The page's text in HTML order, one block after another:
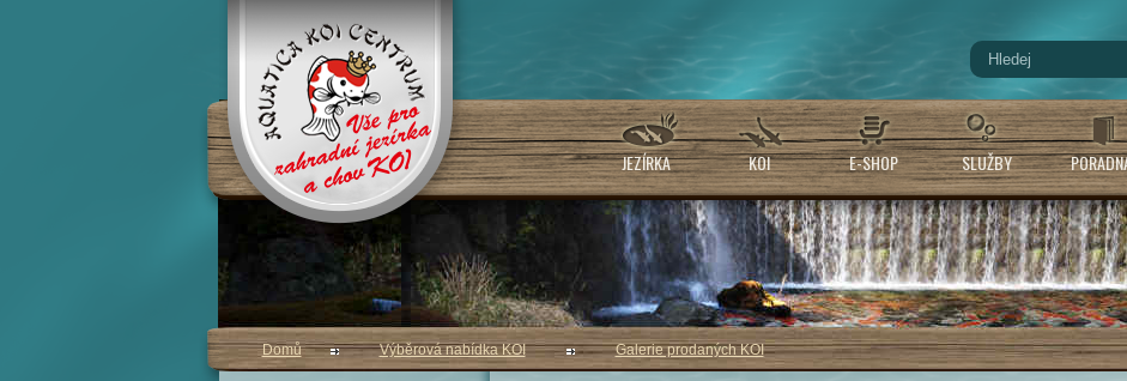
JEZÍRKA KOI E-SHOP SLUŽBY
Domů Výběrová nabídka KOI Galerie prodaných KOI